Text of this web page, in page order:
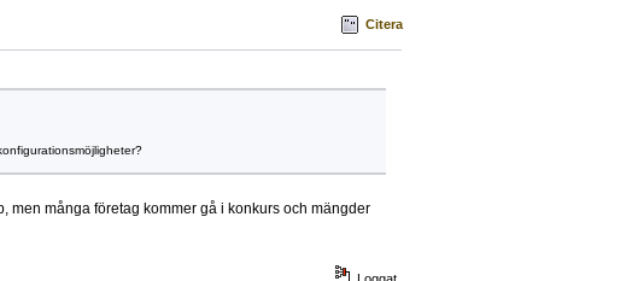
Citera
men många företag kommer gå i konkurs och mängder